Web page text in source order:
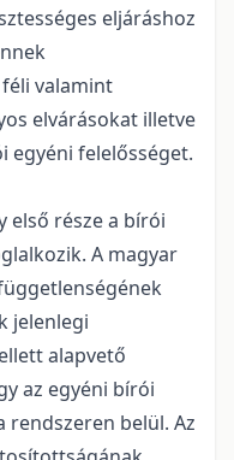
eljáráshoz
valamint
elvárásokat illetve
egyéni felelősséget.
első része a bírói
A magyar
jelenlegi
alapvető
az egyéni bírói
belül. Az